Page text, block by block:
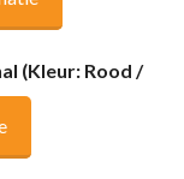
(Kleur: Rood /